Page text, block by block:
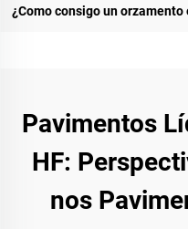
¿Como consigo un orzamento
Pavimentos
HF:
nos